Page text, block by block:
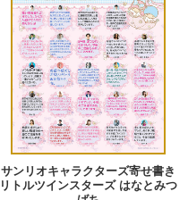
サンリオキャラクターズ寄せ書き
リトルツインスターズ はなとみつ